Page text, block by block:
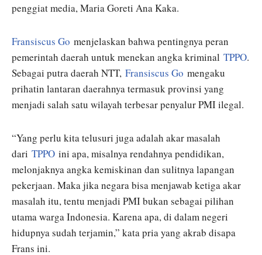
penggiat media, Maria Goreti Ana Kaka.
Fransiscus Go menjelaskan bahwa pentingnya peran
pemerintah daerah untuk menekan angka kriminal TPPO.
Sebagai putra daerah NTT, Fransiscus Go mengaku
prihatin lantaran daerahnya termasuk provinsi yang
menjadi salah satu wilayah terbesar penyalur PMI ilegal.
“Yang perlu kita telusuri juga adalah akar masalah
dari TPPO ini apa, misalnya rendahnya pendidikan,
melonjaknya angka kemiskinan dan sulitnya lapangan
pekerjaan. Maka jika negara bisa menjawab ketiga akar
masalah itu, tentu menjadi PMI bukan sebagai pilihan
utama warga Indonesia. Karena apa, di dalam negeri
hidupnya sudah terjamin,” kata pria yang akrab disapa
Frans ini.